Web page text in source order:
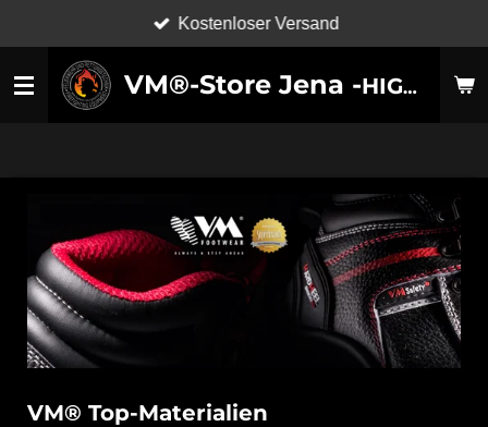
springen
VM®-Store Jena -HIGH-TECHNOLOGY SHOES-
Kostenloser Versand
VM® Top-Materialien